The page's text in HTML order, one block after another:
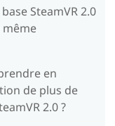
SteamVR 2.0
même
en
de plus de
2.0 ?